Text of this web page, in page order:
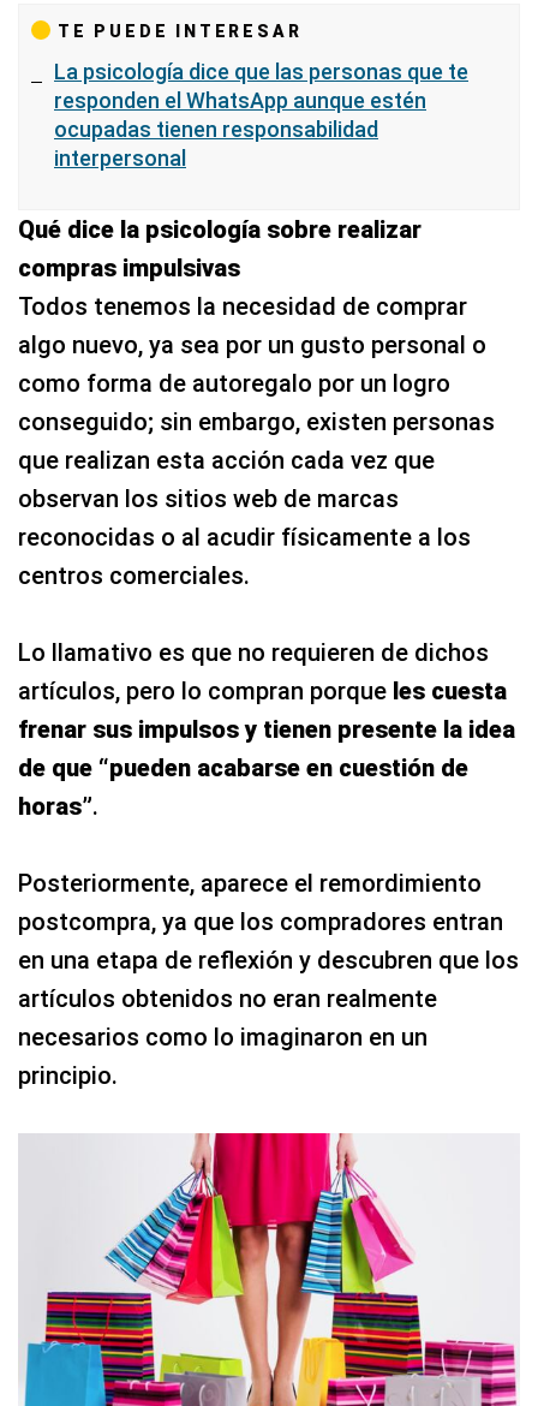
TE PUEDE INTERESAR
La psicología dice que las personas que te
responden el WhatsApp aunque estén
ocupadas tienen responsabilidad
interpersonal
Qué dice la psicología sobre realizar
compras impulsivas
Todos tenemos la necesidad de comprar
algo nuevo, ya sea por un gusto personal o
como forma de autoregalo por un logro
conseguido; sin embargo, existen personas
que realizan esta acción cada vez que
observan los sitios web de marcas
reconocidas o al acudir físicamente a los
centros comerciales.
Lo llamativo es que no requieren de dichos
artículos, pero lo compran porque les cuesta
frenar sus impulsos y tienen presente la idea
de que “pueden acabarse en cuestión de
horas”.
Posteriormente, aparece el remordimiento
postcompra, ya que los compradores entran
en una etapa de reflexión y descubren que los
artículos obtenidos no eran realmente
necesarios como lo imaginaron en un
principio.